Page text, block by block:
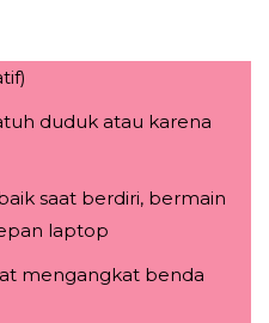
duduk atau karena
saat berdiri, bermain
laptop
mengangkat benda